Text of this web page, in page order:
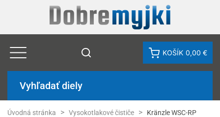
KOŠÍK 0,00 €
Vyhľadať diely
Úvodná stránka Vysokotlakové čističe
Kränzle WSC-RP